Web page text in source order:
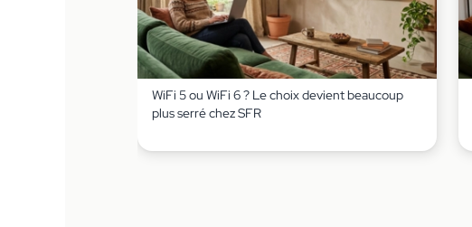
WiFi 5 ou WiFi 6 ? Le choix devient beaucoup
plus serré chez SFR